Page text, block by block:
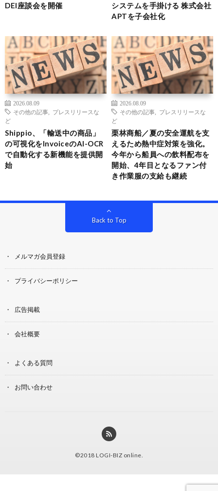
DEI座談会を開催
システムを手掛ける 株式会社
APTを子会社化
2026.08.09
その他の記事
プレスリリースな
ど
Shippio、「輸送中の商品」
の可視化をInvoiceのAI-OCR
で自動化する新機能を提供開
始
2026.08.09
その他の記事
プレスリリースな
ど
栗林商船／夏の安全運航を支
えるため熱中症対策を強化。
今年から船員への飲料配布を
開始、4年目となるファン付
き作業服の支給も継続
Back to Top
メルマガ会員登録
プライバシーポリシー
広告掲載
会社概要
よくある質問
お問い合わせ
©2018 LOGI-BIZ online